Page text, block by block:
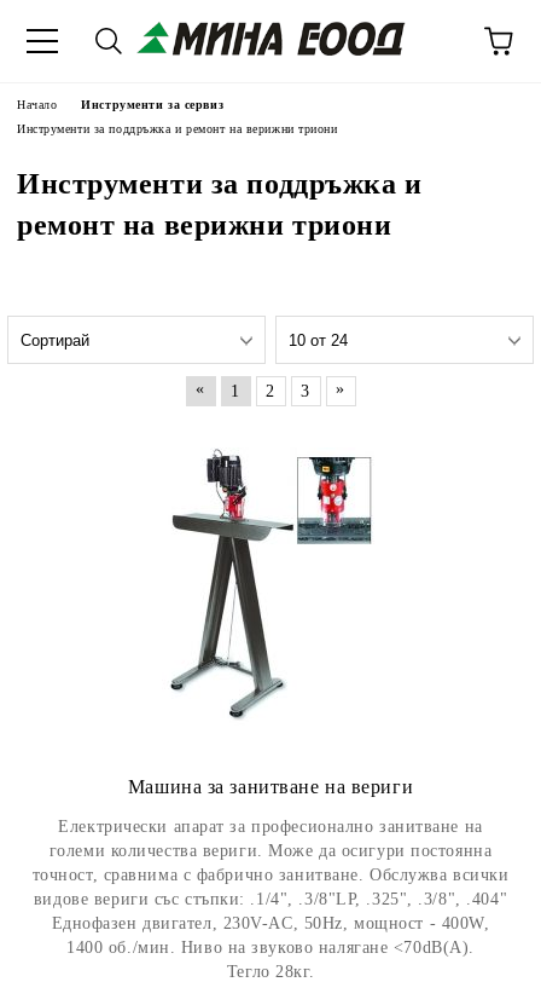
Начало
Инструменти за сервиз
Инструменти за поддръжка и ремонт на верижни триони
Инструменти за поддръжка и
ремонт на верижни триони
« 1 2 3 »
Машина за занитване на вериги
Електрически апарат за професионално занитване на
големи количества вериги. Може да осигури постоянна
точност, сравнима с фабрично занитване. Обслужва всички
видове вериги със стъпки: .1/4", .3/8"LP, .325", .3/8", .404"
Еднофазен двигател, 230V-AC, 50Hz, мощност - 400W,
1400 об./мин. Ниво на звуково налягане <70dB(A).
Тегло 28кг.